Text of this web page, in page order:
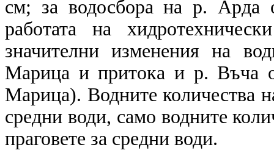
см; за водосбора на р.
работата на
значителни изменения на
Марица и притока и р. Въча
Марица). Водните количества
средни води, само водните
праговете за средни води.